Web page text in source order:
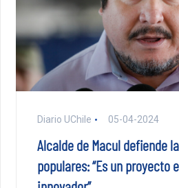
Diario UChile 05-04-2024
Alcalde de Macul defiende
populares: “Es un proyecto